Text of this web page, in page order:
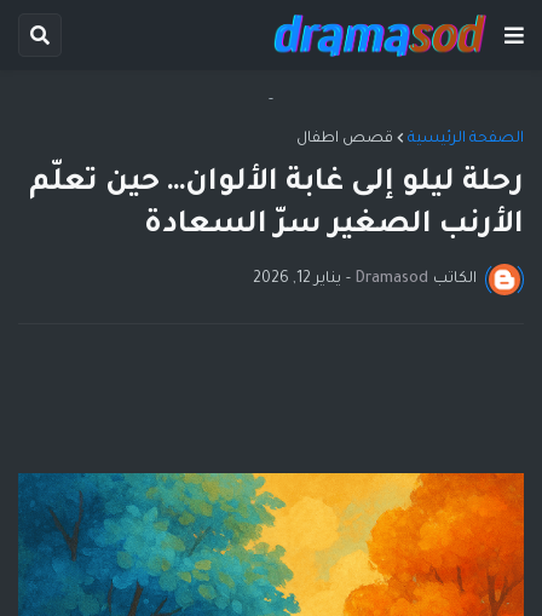
-
الصفحة الرئيسية قصص اطفال
رحلة ليلو إلى غابة الألوان… حين تعلّم
الأرنب الصغير سرّ السعادة
الكاتب Dramasod
- يناير 12, 2026